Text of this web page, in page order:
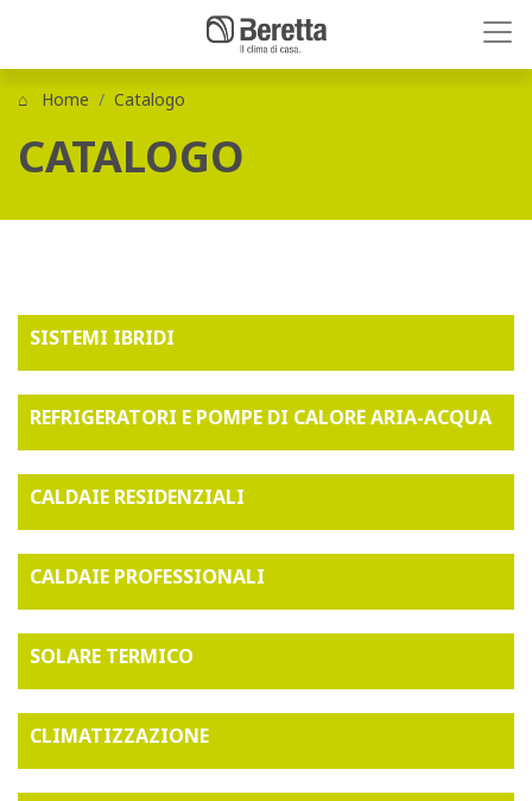
Home Catalogo
CATALOGO
SISTEMI IBRIDI
REFRIGERATORI E POMPE DI CALORE ARIA-ACQUA
CALDAIE RESIDENZIALI
CALDAIE PROFESSIONALI
SOLARE TERMICO
CLIMATIZZAZIONE